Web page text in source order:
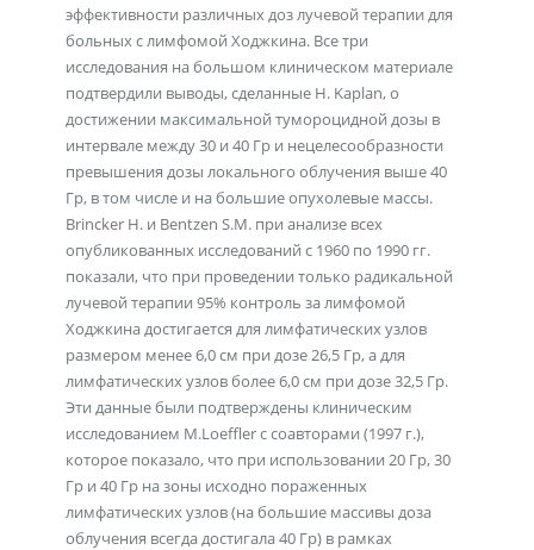
эффективности различных доз лучевой терапии для
больных с лимфомой Ходжкина. Все три
исследования на большом клиническом материале
подтвердили выводы, сделанные H. Kaplan, о
достижении максимальной тумороцидной дозы в
интервале между 30 и 40 Гр и нецелесообразности
превышения дозы локального облучения выше 40
Гр, в том числе и на большие опухолевые массы.
Brincker H. и Bentzen S.M. при анализе всех
опубликованных исследований с 1960 по 1990 гг.
показали, что при проведении только радикальной
лучевой терапии 95% контроль за лимфомой
Ходжкина достигается для лимфатических узлов
размером менее 6,0 см при дозе 26,5 Гр, а для
лимфатических узлов более 6,0 см при дозе 32,5 Гр.
Эти данные были подтверждены клиническим
исследованием M.Loeffler с соавторами (1997 г.),
которое показало, что при использовании 20 Гр, 30
Гр и 40 Гр на зоны исходно пораженных
лимфатических узлов (на большие массивы доза
облучения всегда достигала 40 Гр) в рамках